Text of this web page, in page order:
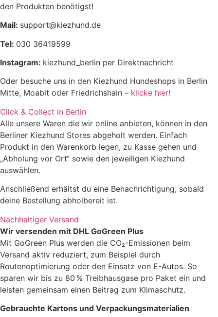
den Produkten benötigst!
Mail: support@kiezhund.de
Tel: 030 36419599
Instagram: kiezhund_berlin per Direktnachricht
Oder besuche uns in den Kiezhund Hundeshops in Berlin
Mitte, Moabit oder Friedrichshain – klicke hier!
Click & Collect in Berlin
Alle unsere Waren die wir online anbieten, können in den
Berliner Kiezhund Stores abgeholt werden. Einfach
Produkt in den Warenkorb legen, zu Kasse gehen und
„Abholung vor Ort“ sowie den jeweiligen Kiezhund
auswählen.
Anschließend erhältst du eine Benachrichtigung, sobald
deine Bestellung abholbereit ist.
Nachhaltiger Versand
Wir versenden mit DHL GoGreen Plus
Mit GoGreen Plus werden die CO₂-Emissionen beim
Versand aktiv reduziert, zum Beispiel durch
Routenoptimierung oder den Einsatz von E-Autos. So
sparen wir bis zu 80 % Treibhausgase pro Paket ein und
leisten gemeinsam einen Beitrag zum Klimaschutz.
Gebrauchte Kartons und Verpackungsmaterialien